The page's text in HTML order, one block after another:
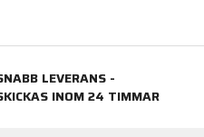
LEVERANS -
INOM 24 TIMMAR